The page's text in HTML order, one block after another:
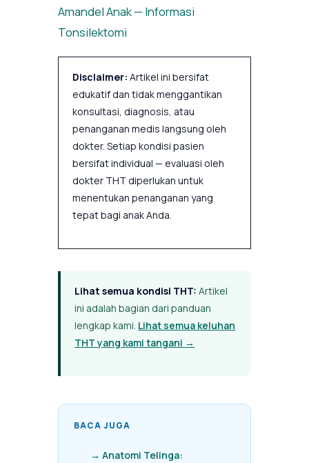
Amandel Anak — Informasi
Tonsilektomi
Disclaimer: Artikel ini bersifat
edukatif dan tidak menggantikan
konsultasi, diagnosis, atau
penanganan medis langsung oleh
dokter. Setiap kondisi pasien
bersifat individual — evaluasi oleh
dokter THT diperlukan untuk
menentukan penanganan yang
tepat bagi anak Anda.
Lihat semua kondisi THT: Artikel
ini adalah bagian dari panduan
lengkap kami. Lihat semua keluhan
THT yang kami tangani →
BACA JUGA
→ Anatomi Telinga: